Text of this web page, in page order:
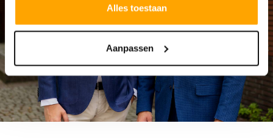
Alles toestaan
Aanpassen